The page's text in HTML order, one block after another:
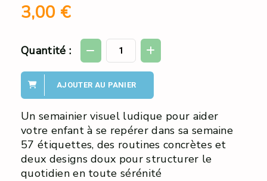
3,00 €
Quantité :
AJOUTER AU PANIER
Un semainier visuel ludique pour aider
votre enfant à se repérer dans sa semaine
57 étiquettes, des routines concrètes et
deux designs doux pour structurer le
quotidien en toute sérénité